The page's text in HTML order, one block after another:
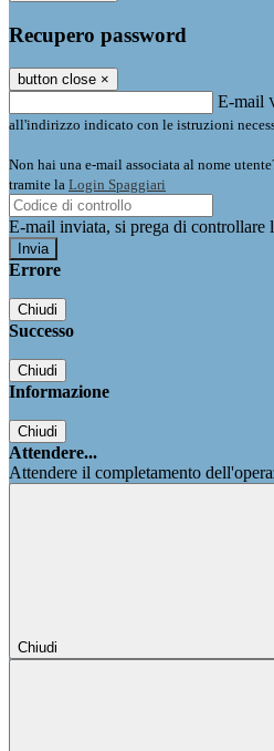
Recupero password
button close ×
E-mail
all'indirizzo indicato con le istruzioni
Non hai una e-mail associata al nome
tramite la Login Spaggiari
E-mail inviata, si prega di controllare
Errore
Chiudi
Successo
Chiudi
Informazione
Chiudi
Attendere...
Attendere il completamento
Chiudi